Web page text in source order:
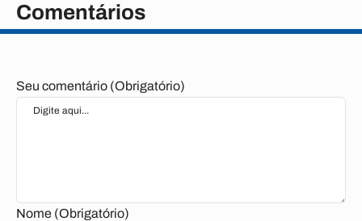
Comentários
Seu comentário (Obrigatório)
Nome (Obrigatório)